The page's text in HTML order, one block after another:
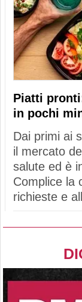
Piatti
in pochi
Dai primi ai
il mercato
salute ed è
Complice la
richieste e